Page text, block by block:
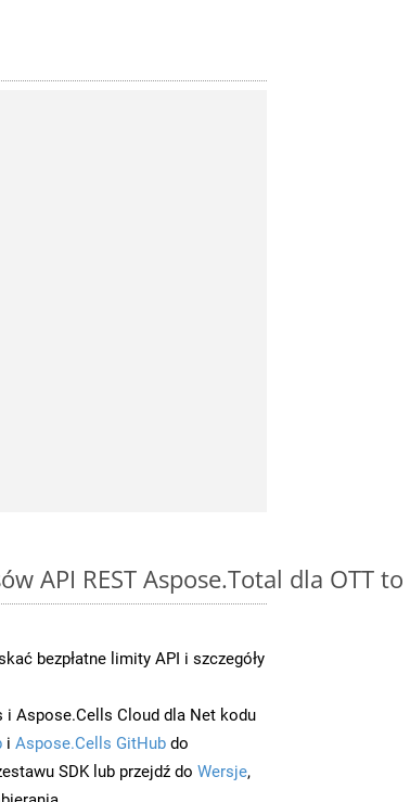
API REST Aspose.Total dla OTT to
bezpłatne limity API i szczegóły
i Aspose.Cells Cloud dla Net kodu
i Aspose.Cells GitHub do
SDK lub przejdź do Wersje,